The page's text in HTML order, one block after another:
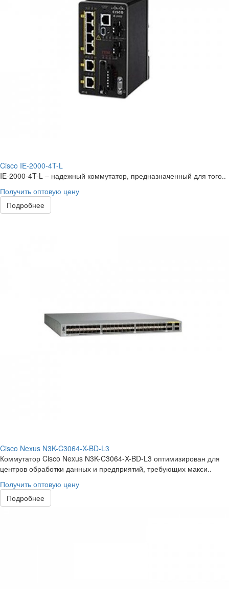
Cisco IE-2000-4T-L
IE-2000-4T-L – надежный коммутатор, предназначенный для того..
Получить оптовую цену
Подробнее
Cisco Nexus N3K-C3064-X-BD-L3
Коммутатор Cisco Nexus N3K-C3064-X-BD-L3 оптимизирован для
центров обработки данных и предприятий, требующих макси..
Получить оптовую цену
Подробнее